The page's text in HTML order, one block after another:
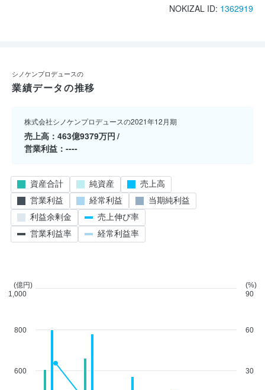
NOKIZAL ID: 1362919
シノケンプロデュースの
業績データの推移
株式会社シノケンプロデュースの2021年12月期
売上高
463億9379万円
営業利益
----
600
800
(億円)
1,000
30
60
(%)
90
資産合計 純資産
売上高
営業利益
経常利益
当期純利益
利益余剰金
売上伸び率
営業利益率
経常利益率